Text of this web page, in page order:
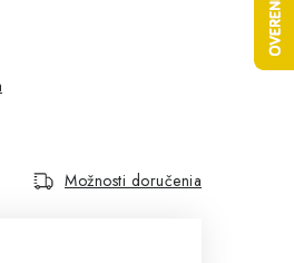
Možnosti doručenia